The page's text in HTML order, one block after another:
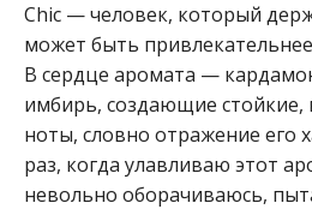
Chic — человек, который
может быть
В сердце аромата —
имбирь, создающие стойкие,
ноты, словно отражение его
раз, когда улавливаю этот
невольно оборачиваюсь,